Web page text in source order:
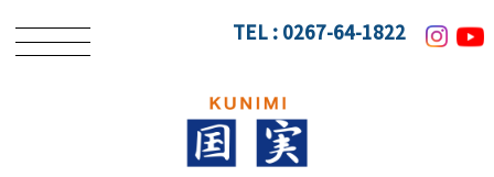
TEL : 0267-64-1822